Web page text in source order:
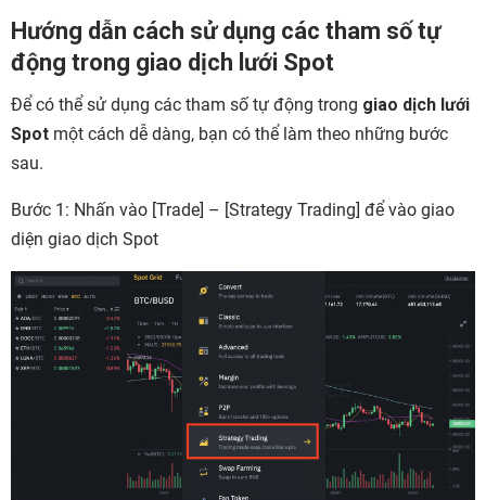
Hướng dẫn cách sử dụng các tham số tự
động trong giao dịch lưới Spot
Để có thể sử dụng các tham số tự động trong giao dịch lưới
Spot một cách dễ dàng, bạn có thể làm theo những bước
sau.
Bước 1: Nhấn vào [Trade] – [Strategy Trading] để vào giao
diện giao dịch Spot